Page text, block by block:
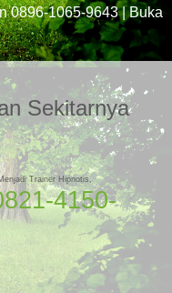
0896-1065-9643 | Buka
Sekitarnya
Trainer Hipnotis,
4150-